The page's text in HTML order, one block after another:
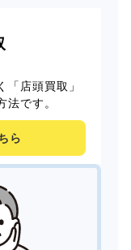
店頭買取」
です。
ら